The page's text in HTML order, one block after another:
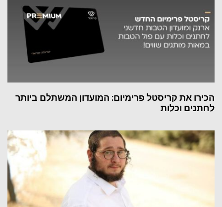
הכירו את קריסטל פרימיום: המועדון המשתלם ביותר
לחתנים וכלות